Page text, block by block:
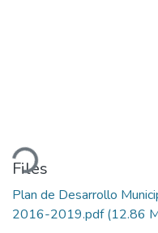
Files
Plan de Desarrollo
2016-2019.pdf(12.86